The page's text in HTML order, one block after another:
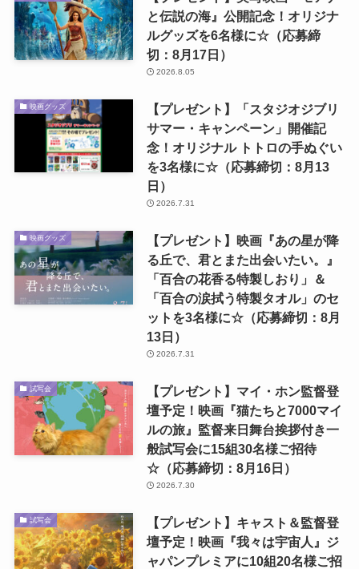
と伝説の海』公開記念！オリジナ
ルグッズを6名様に☆（応募締
切：8月17日）
2026.8.05
映画グッズ
【プレゼント】「スタジオジブリ
サマー・キャンペーン」開催記
念！オリジナル トトロの手ぬぐい
を3名様に☆（応募締切：8月13
日）
2026.7.31
映画グッズ
【プレゼント】映画『あの星が降
る丘で、君とまた出会いたい。』
「百合の花香る特製しおり」＆
「百合の涙拭う特製タオル」のセ
ットを3名様に☆（応募締切：8月
13日）
2026.7.31
試写会
【プレゼント】マイ・ホン監督登
壇予定！映画『猫たちと7000マイ
ルの旅』監督来日舞台挨拶付き一
般試写会に15組30名様ご招待
☆（応募締切：8月16日）
2026.7.30
試写会
【プレゼント】キャスト＆監督登
壇予定！映画『我々は宇宙人』ジ
ャパンプレミアに10組20名様ご招